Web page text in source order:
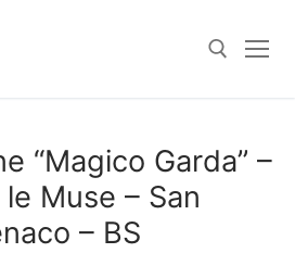
“Magico Garda” –
Muse – San
– BS